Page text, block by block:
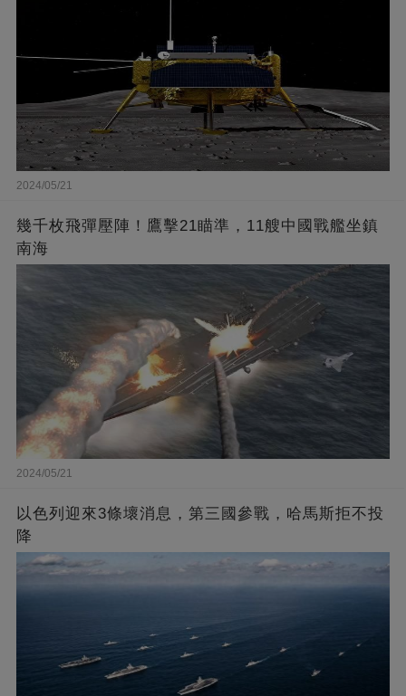
2024/05/21
幾千枚飛彈壓陣！鷹擊21瞄準，11艘中國戰艦坐鎮
南海
2024/05/21
以色列迎來3條壞消息，第三國參戰，哈馬斯拒不投
降